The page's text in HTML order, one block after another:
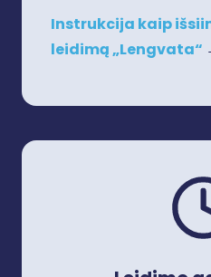
Instrukcija kaip
leidimą „Lengvata“